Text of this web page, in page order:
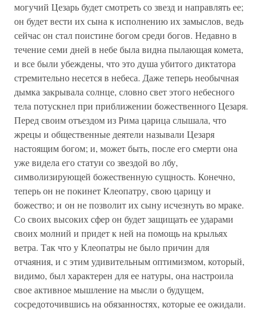
могучий Цезарь будет смотреть со звезд и направлять ее;
он будет вести их сына к исполнению их замыслов, ведь
сейчас он стал поистине богом среди богов. Недавно в
течение семи дней в небе была видна пылающая комета,
и все были убеждены, что это душа убитого диктатора
стремительно несется в небеса. Даже теперь необычная
дымка закрывала солнце, словно свет этого небесного
тела потускнел при приближении божественного Цезаря.
Перед своим отъездом из Рима царица слышала, что
жрецы и общественные деятели называли Цезаря
настоящим богом; и, может быть, после его смерти она
уже видела его статуи со звездой во лбу,
символизирующей божественную сущность. Конечно,
теперь он не покинет Клеопатру, свою царицу и
божество; и он не позволит их сыну исчезнуть во мраке.
Со своих высоких сфер он будет защищать ее ударами
своих молний и придет к ней на помощь на крыльях
ветра. Так что у Клеопатры не было причин для
отчаяния, и с этим удивительным оптимизмом, который,
видимо, был характерен для ее натуры, она настроила
свое активное мышление на мысли о будущем,
сосредоточившись на обязанностях, которые ее ожидали.